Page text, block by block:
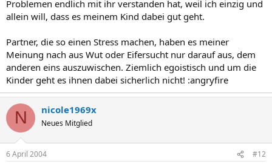
Problemen endlich mit ihr verstanden hat, weil ich einzig und
allein will, dass es meinem Kind dabei gut geht.
Partner, die so einen Stress machen, haben es meiner
Meinung nach aus Wut oder Eifersucht nur darauf aus, dem
anderen eins auszuwischen. Ziemlich egoistisch und um die
Kinder geht es ihnen dabei sicherlich nicht! :angryfire
N nicole1969x
Neues Mitglied
6 April 2004 #12